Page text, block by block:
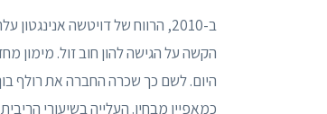
הקשה על הגישה להון חוב זול. מימון
היום. לשם כך שכרה החברה את רולף
כמאפיין מבחין. העלייה בשיעורי